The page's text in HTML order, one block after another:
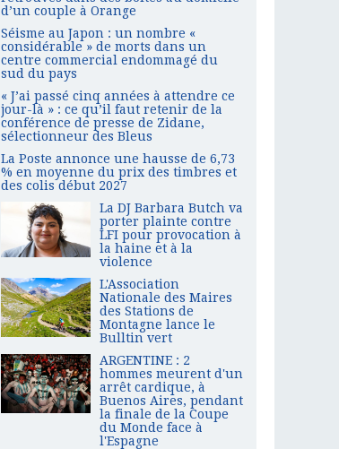
d’un couple à Orange
Séisme au Japon : un nombre «
considérable » de morts dans un
centre commercial endommagé du
sud du pays
« J’ai passé cinq années à attendre ce
jour-là » : ce qu’il faut retenir de la
conférence de presse de Zidane,
sélectionneur des Bleus
La Poste annonce une hausse de 6,73
% en moyenne du prix des timbres et
des colis début 2027
La DJ Barbara Butch va
porter plainte contre
LFI pour provocation à
la haine et à la
violence
L'Association
Nationale des Maires
des Stations de
Montagne lance le
Bulltin vert
ARGENTINE : 2
hommes meurent d'un
arrêt cardique, à
Buenos Aires, pendant
la finale de la Coupe
du Monde face à
l'Espagne